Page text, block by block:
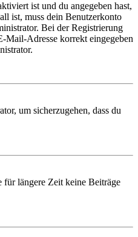
ist und du angegeben hast,
ist, muss dein Benutzerkonto
Bei der Registrierung
Mail-Adresse korrekt eingegeben
um sicherzugehen, dass du
für längere Zeit keine Beiträge